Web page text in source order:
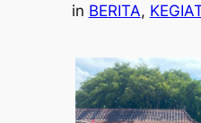
in BERITA,